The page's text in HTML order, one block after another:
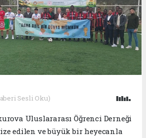
Sesli Oku)
Uluslararası Öğrenci Derneği
edilen ve büyük bir heyecanla